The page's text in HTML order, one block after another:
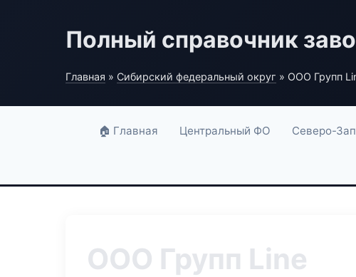
Полный справочник
Главная » Сибирский федеральный округ » ООО Групп
🏠 Главная Центральный ФО Северо-
ООО Групп Line